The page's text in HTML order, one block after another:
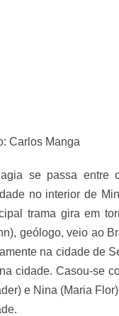
Carlos Manga
se passa
no interior de
trama gira em
geólogo, veio ao
na cidade de
cidade. Casou-se
e Nina (Maria